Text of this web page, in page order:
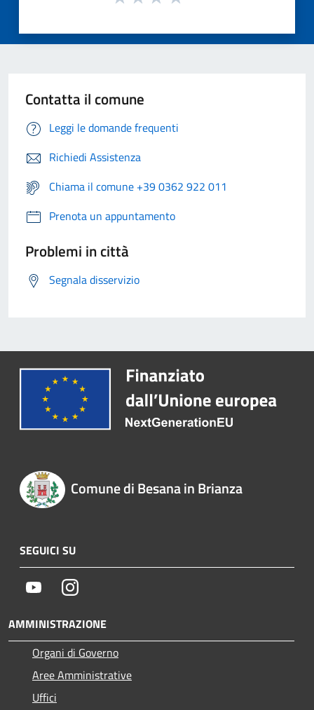
Contatta il comune
Leggi le domande frequenti
Richiedi Assistenza
Chiama il comune +39 0362 922 011
Prenota un appuntamento
Problemi in città
Segnala disservizio
Comune di Besana in Brianza
SEGUICI SU
YoutubeInstagram
AMMINISTRAZIONE
Organi di Governo
Aree Amministrative
Uffici